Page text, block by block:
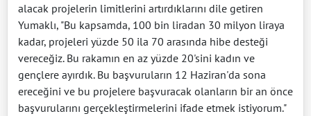
alacak projelerin limitlerini artırdıklarını dile getiren
Yumaklı, "Bu kapsamda, 100 bin liradan 30 milyon liraya
kadar, projeleri yüzde 50 ila 70 arasında hibe desteği
vereceğiz. Bu rakamın en az yüzde 20'sini kadın ve
gençlere ayırdık. Bu başvuruların 12 Haziran'da sona
ereceğini ve bu projelere başvuracak olanların bir an önce
başvurularını gerçekleştirmelerini ifade etmek istiyorum."